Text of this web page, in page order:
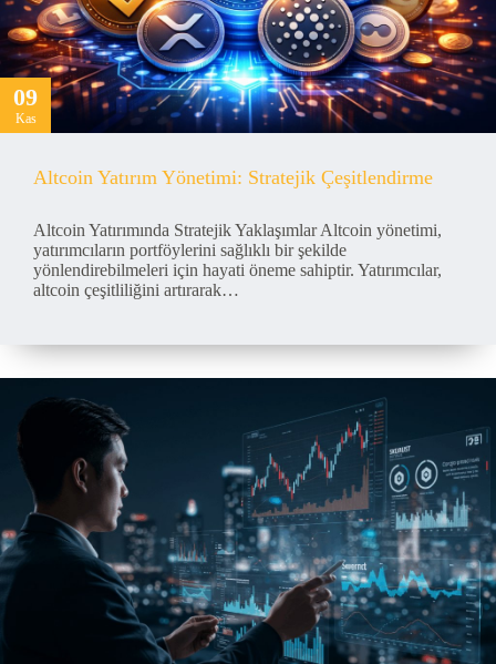
09
Kas
Altcoin Yatırım Yönetimi: Stratejik Çeşitlendirme
Altcoin Yatırımında Stratejik Yaklaşımlar Altcoin yönetimi,
yatırımcıların portföylerini sağlıklı bir şekilde
yönlendirebilmeleri için hayati öneme sahiptir. Yatırımcılar,
altcoin çeşitliliğini artırarak…